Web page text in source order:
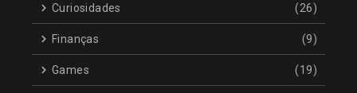
Curiosidades (26)
Finanças (9)
Games (19)